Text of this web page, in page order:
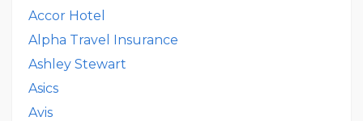
Accor Hotel
Alpha Travel Insurance
Ashley Stewart
Asics
Avis